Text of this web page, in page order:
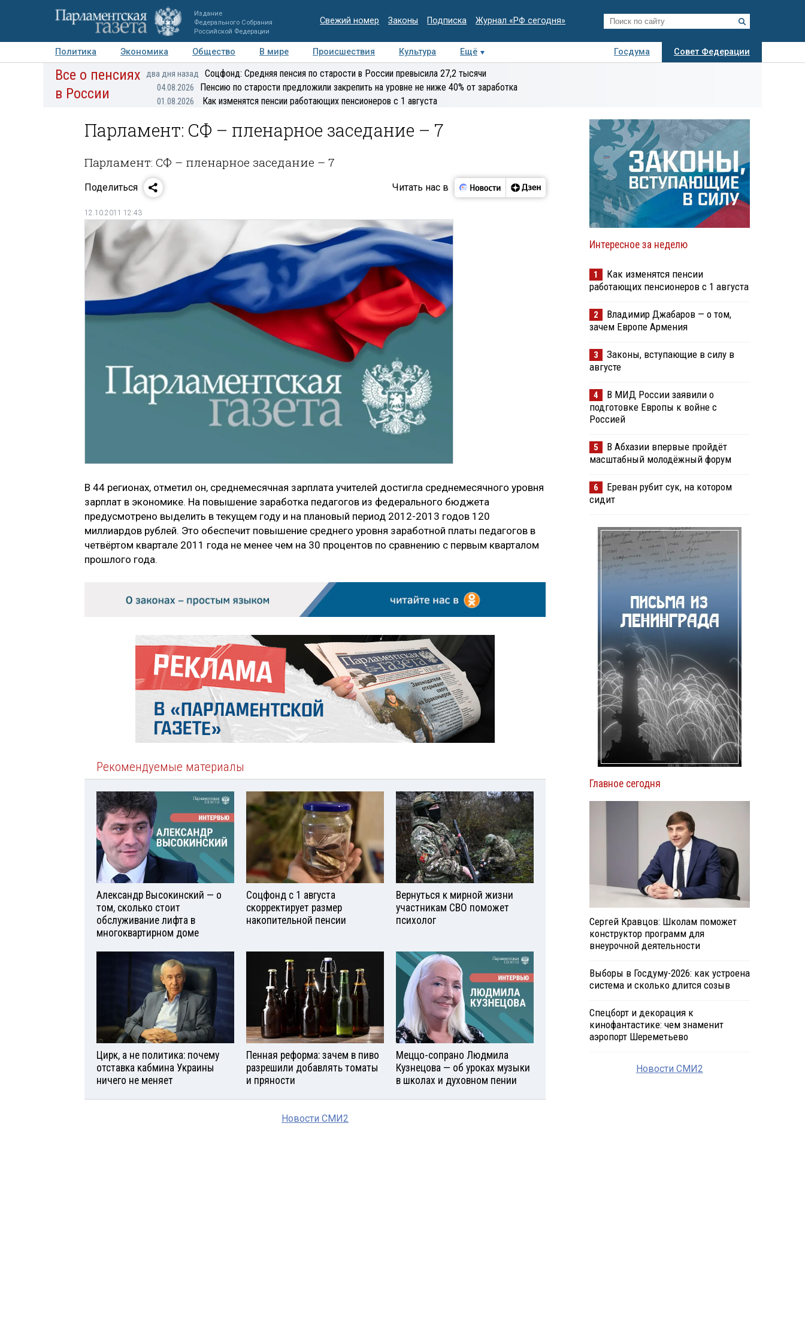
Издание
Федерального Собрания
Российской Федерации
Свежий номер Законы Подписка Журнал «РФ сегодня»
Политика Экономика Общество В мире Происшествия Культура Ещё Госдума
Совет Федерации
Авторы Персоны Мнения Регионы Медиацентр Интервью Колумнисты
Все о пенсиях
в России
два дня назад Соцфонд: Средняя пенсия по старости в России превысила 27,2 тысячи
04.08.2026 Пенсию по старости предложили закрепить на уровне не ниже 40% от заработка
01.08.2026 Как изменятся пенсии работающих пенсионеров с 1 августа
Парламент: СФ – пленарное заседание – 7
Парламент: СФ – пленарное заседание – 7
Поделиться Читать нас в
12.10.2011 12:43
В 44 регионах, отметил он, среднемесячная зарплата учителей достигла среднемесячного уровня
зарплат в экономике. На повышение заработка педагогов из федерального бюджета
предусмотрено выделить в текущем году и на плановый период 2012-2013 годов 120
миллиардов рублей. Это обеспечит повышение среднего уровня заработной платы педагогов в
четвёртом квартале 2011 года не менее чем на 30 процентов по сравнению с первым кварталом
прошлого года.
Рекомендуемые материалы
Александр Высокинский — о
том, сколько стоит
обслуживание лифта в
многоквартирном доме
Соцфонд с 1 августа
скорректирует размер
накопительной пенсии
Вернуться к мирной жизни
участникам СВО поможет
психолог
Цирк, а не политика: почему
отставка кабмина Украины
ничего не меняет
Пенная реформа: зачем в пиво
разрешили добавлять томаты
и пряности
Меццо-сопрано Людмила
Кузнецова — об уроках музыки
в школах и духовном пении
Новости СМИ2
Интересное за неделю
1
Как изменятся пенсии
работающих пенсионеров с 1 августа
2
Владимир Джабаров — о том,
зачем Европе Армения
3
Законы, вступающие в силу в
августе
4
В МИД России заявили о
подготовке Европы к войне с
Россией
5
В Абхазии впервые пройдёт
масштабный молодёжный форум
6
Ереван рубит сук, на котором
сидит
Главное сегодня
Сергей Кравцов: Школам поможет
конструктор программ для
внеурочной деятельности
Выборы в Госдуму-2026: как устроена
система и сколько длится созыв
Спецборт и декорация к
кинофантастике: чем знаменит
аэропорт Шереметьево
Новости СМИ2